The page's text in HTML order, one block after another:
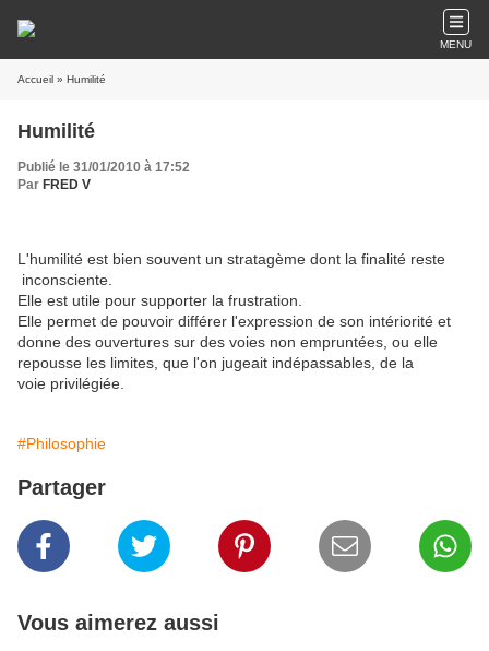
MENU
Accueil » Humilité
Humilité
Publié le 31/01/2010 à 17:52
Par FRED V
L'humilité est bien souvent un stratagème dont la finalité reste
inconsciente.
Elle est utile pour supporter la frustration.
Elle permet de pouvoir différer l'expression de son intériorité et
donne des ouvertures sur des voies non empruntées, ou elle
repousse les limites, que l'on jugeait indépassables, de la
voie privilégiée.
#Philosophie
Partager
Vous aimerez aussi